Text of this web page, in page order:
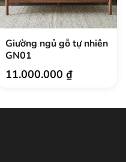
Giường ngủ gỗ tự nhiên
GN01
11.000.000₫